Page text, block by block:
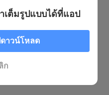
เต็มรูปแบบได้ที่แอป
าวน์โหลด
ก